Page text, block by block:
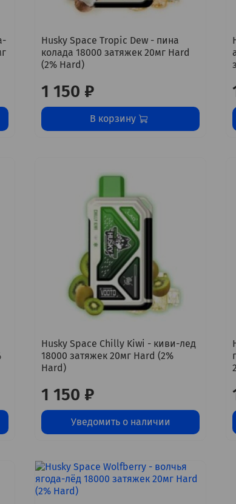
Husky Space Tropic Dew - пина
колада 18000 затяжек 20мг Hard
(2% Hard)
1 150 ₽
В корзину
Husky Space Chilly Kiwi - киви-лед
18000 затяжек 20мг Hard (2%
Hard)
1 150 ₽
Уведомить о наличии